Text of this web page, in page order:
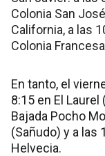
Colonia San
California, a las
Colonia
En tanto, el
8:15 en El
Bajada Pocho
(Sañudo) y a las
Helvecia.